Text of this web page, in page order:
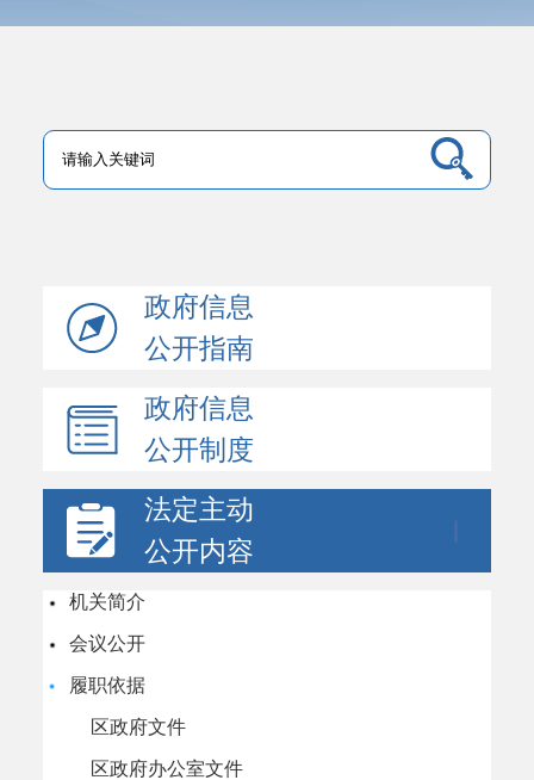
政府信息
公开指南
政府信息
公开制度
法定主动
公开内容
机关简介
会议公开
履职依据
区政府文件
区政府办公室文件